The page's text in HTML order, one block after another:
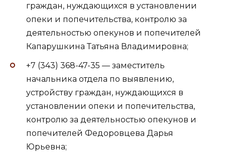
граждан, нуждающихся в установлении
опеки и попечительства, контролю за
деятельностью опекунов и попечителей
Капарушкина Татьяна Владимировна;
+7 (343) 368-47-35 — заместитель
начальника отдела по выявлению,
устройству граждан, нуждающихся в
установлении опеки и попечительства,
контролю за деятельностью опекунов и
попечителей Федоровцева Дарья
Юрьевна;